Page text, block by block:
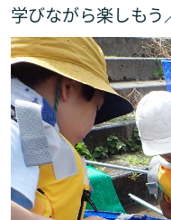
学びながら楽しも